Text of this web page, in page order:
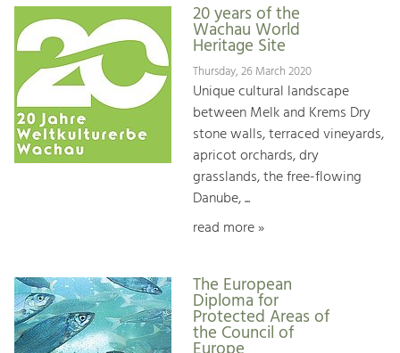
20 years of the
Wachau World
Heritage Site
Thursday, 26 March 2020
Unique cultural landscape
between Melk and Krems Dry
stone walls, terraced vineyards,
apricot orchards, dry
grasslands, the free-flowing
Danube, ...
read more »
The European
Diploma for
Protected Areas of
the Council of